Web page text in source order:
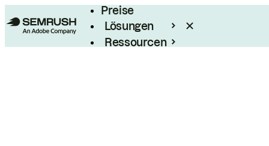
Preise
Lösungen
Ressourcen